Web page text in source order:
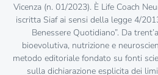
Vicenza (n. 01/2023). È Life Coach
iscritta Siaf ai sensi della legge 4/
Benessere Quotidiano”. Da
bioevolutiva, nutrizione e
metodo editoriale fondato su fonti
sulla dichiarazione esplicita dei